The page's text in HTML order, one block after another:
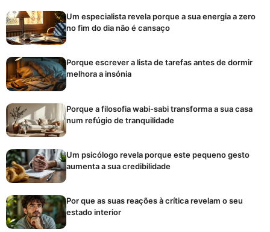
Um especialista revela porque a sua energia a zero
no fim do dia não é cansaço
Porque escrever a lista de tarefas antes de dormir
melhora a insónia
Porque a filosofia wabi-sabi transforma a sua casa
num refúgio de tranquilidade
Um psicólogo revela porque este pequeno gesto
aumenta a sua credibilidade
Por que as suas reações à crítica revelam o seu
estado interior